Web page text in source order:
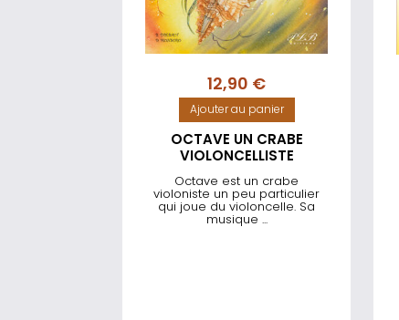
12,90 €
Ajouter au panier
OCTAVE UN CRABE
VIOLONCELLISTE
Octave est un crabe
violoniste un peu particulier
qui joue du violoncelle. Sa
musique ...